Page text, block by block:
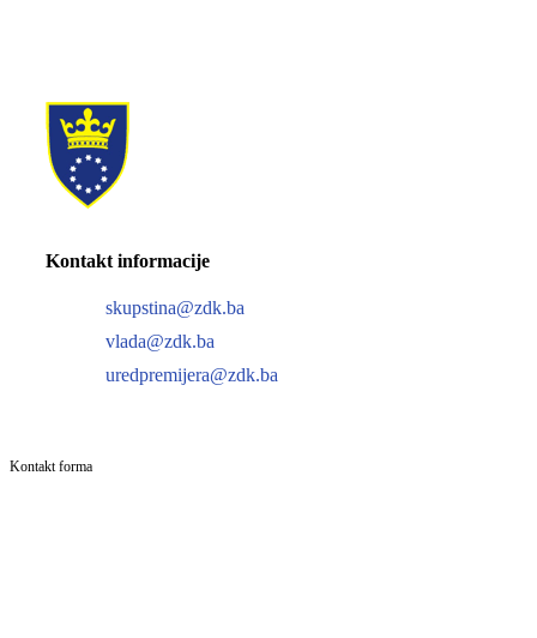
Kontakt informacije
skupstina@zdk.ba
vlada@zdk.ba
uredpremijera@zdk.ba
Kontakt forma